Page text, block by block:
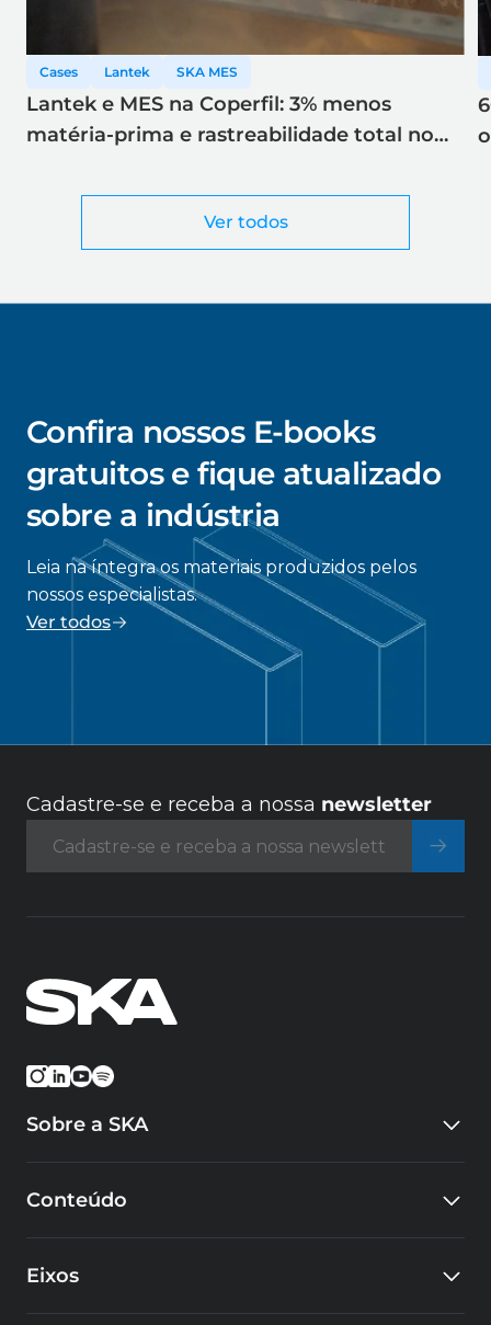
Ver todos
Cases Lantek SKA MES
Lantek e MES na Coperfil: 3% menos
matéria-prima e rastreabilidade total no
Confira nossos E-books
gratuitos e fique atualizado
sobre a indústria
Leia na íntegra os materiais produzidos pelos
nossos especialistas.
Ver todos
Cadastre-se e receba a nossa newsletter
Sobre a SKA
Eventos
Educacional
SKA Tech Hub
Conteúdo
Cases
Eixos